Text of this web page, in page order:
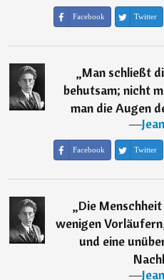
Facebook Twitter
„Man schließt
behutsam; nicht
man die Augen
―
Facebook Twitter
„Die
wenigen
und eine
―